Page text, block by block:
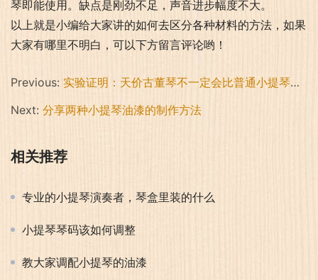
琴即能使用。缺点是刚劲不足，声音进步幅度不大。
以上就是小编给大家讲的如何去区分各种材料的方法，如果
大家有哪里不明白，可以下方留言评论哟！
Previous: 实验证明：天价古董琴不一定会比普通小提琴声音好
Next: 分享两种小提琴油漆的制作方法
相关推荐
专业的小提琴演奏者，琴盒里装的什么
小提琴琴码该如何调整
教大家调配小提琴的油漆